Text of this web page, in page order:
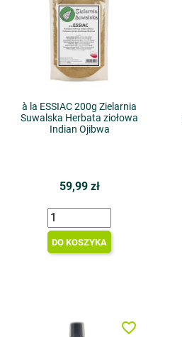
à la ESSIAC 200g Zielarnia
Suwalska Herbata ziołowa
Indian Ojibwa
59,99 zł
DO KOSZYKA
favorite_border